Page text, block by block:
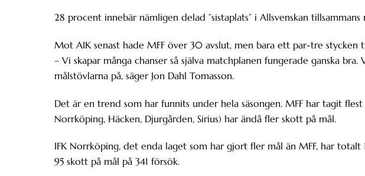
28 procent innebär nämligen delad ”sistaplats” i Allsvenskan tillsammans
Mot AIK senast hade MFF över 30 avslut, men bara ett par-tre stycken
– Vi skapar många chanser så själva matchplanen fungerade ganska
målstövlarna på, säger Jon Dahl Tomasson.
Det är en trend som har funnits under hela säsongen. MFF har tagit flest
Norrköping, Häcken, Djurgården, Sirius) har ändå fler skott på mål.
IFK Norrköping, det enda laget som har gjort fler mål än MFF, har totalt
95 skott på mål på 341 försök.